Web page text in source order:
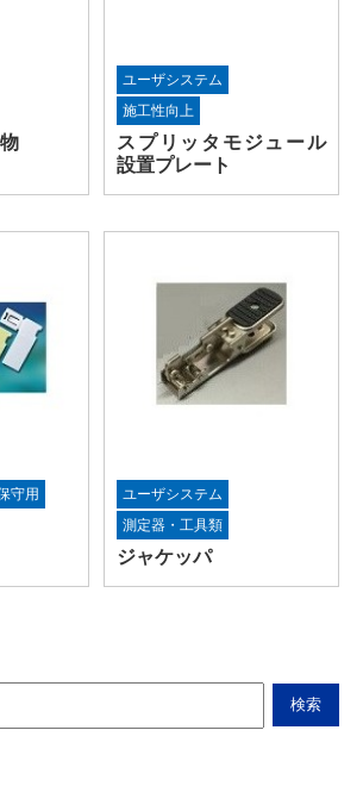
ユーザシステム
施工性向上
スプリッタモジュール
設置プレート
守用
ユーザシステム
測定器・工具類
ジャケッパ